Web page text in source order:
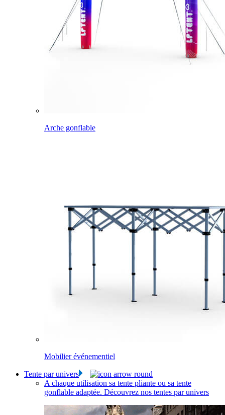
Arche gonflable
Mobilier événementiel
Tente par univers
A chaque utilisation sa tente pliante ou sa tente
gonflable adaptée. Découvrez nos tentes par univers